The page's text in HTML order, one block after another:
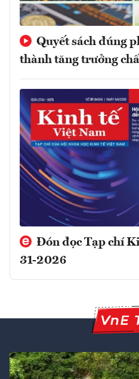
Quyết sách đúng
thành tăng trưởng
Đón đọc Tạp chí
31-2026